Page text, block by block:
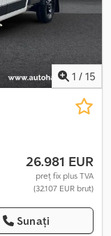
1 / 15
26.981 EUR
preț fix plus TVA
(32.107 EUR brut)
Sunați